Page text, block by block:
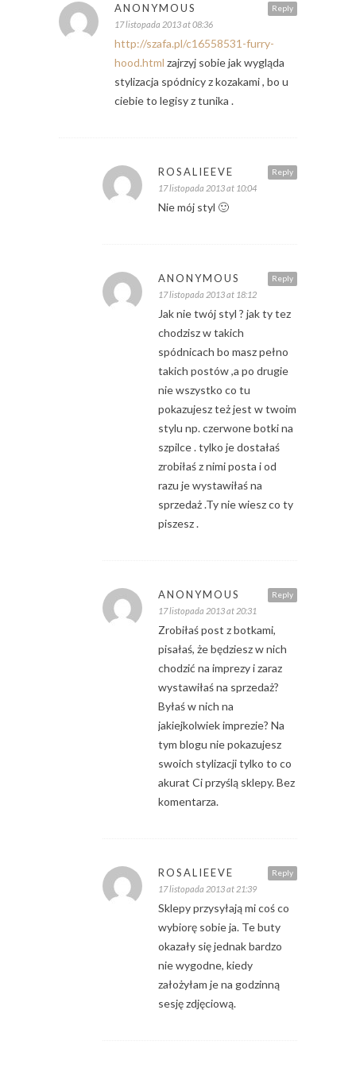
Reply
ANONYMOUS
17 listopada 2013 at 08:36
http://szafa.pl/c16558531-furry-
hood.html zajrzyj sobie jak wygląda
stylizacja spódnicy z kozakami , bo u
ciebie to legisy z tunika .
Reply
ROSALIEEVE
17 listopada 2013 at 10:04
Nie mój styl 🙂
Reply
ANONYMOUS
17 listopada 2013 at 18:12
Jak nie twój styl ? jak ty tez
chodzisz w takich
spódnicach bo masz pełno
takich postów ,a po drugie
nie wszystko co tu
pokazujesz też jest w twoim
stylu np. czerwone botki na
szpilce . tylko je dostałaś
zrobiłaś z nimi posta i od
razu je wystawiłaś na
sprzedaż .Ty nie wiesz co ty
piszesz .
Reply
ANONYMOUS
17 listopada 2013 at 20:31
Zrobiłaś post z botkami,
pisałaś, że będziesz w nich
chodzić na imprezy i zaraz
wystawiłaś na sprzedaż?
Byłaś w nich na
jakiejkolwiek imprezie? Na
tym blogu nie pokazujesz
swoich stylizacji tylko to co
akurat Ci przyślą sklepy. Bez
komentarza.
Reply
ROSALIEEVE
17 listopada 2013 at 21:39
Sklepy przysyłają mi coś co
wybiorę sobie ja. Te buty
okazały się jednak bardzo
nie wygodne, kiedy
założyłam je na godzinną
sesję zdjęciową.